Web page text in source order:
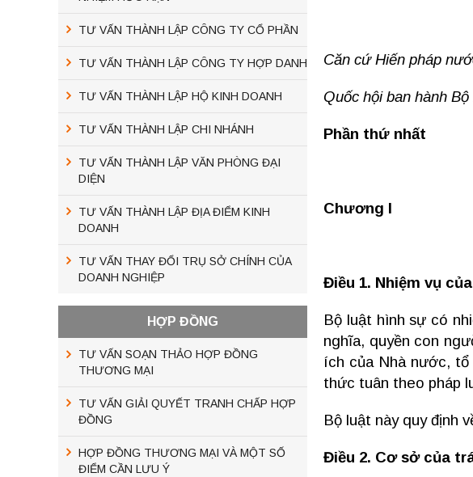
Căn cứ Hiến pháp
Quốc hội ban hành
Phần thứ nhất
Chương I
Điều 1. Nhiệm vụ
Bộ luật hình sự có
nghĩa, quyền con
ích của Nhà nước,
thức tuân theo pháp
Bộ luật này quy định
Điều 2. Cơ sở của
TƯ VẤN THÀNH LẬP CÔNG TY CỔ PHẦN
TƯ VẤN THÀNH LẬP CÔNG TY HỢP DANH
TƯ VẤN THÀNH LẬP HỘ KINH DOANH
TƯ VẤN THÀNH LẬP CHI NHÁNH
TƯ VẤN THÀNH LẬP VĂN PHÒNG ĐẠI
DIỆN
TƯ VẤN THÀNH LẬP ĐỊA ĐIỂM KINH
DOANH
TƯ VẤN THAY ĐỔI TRỤ SỞ CHÍNH CỦA
DOANH NGHIỆP
HỢP ĐỒNG
TƯ VẤN SOẠN THẢO HỢP ĐỒNG
THƯƠNG MẠI
TƯ VẤN GIẢI QUYẾT TRANH CHẤP HỢP
ĐỒNG
HỢP ĐỒNG THƯƠNG MẠI VÀ MỘT SỐ
ĐIỂM CẦN LƯU Ý